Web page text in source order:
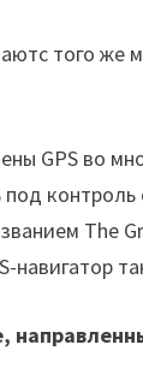
того же
GPS во
контроль
The
навигатор